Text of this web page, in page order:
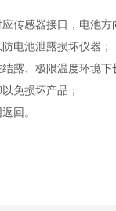
感器接口，电池方
池泄露损坏仪器；
、极限温度环境下
免损坏产品；
回。